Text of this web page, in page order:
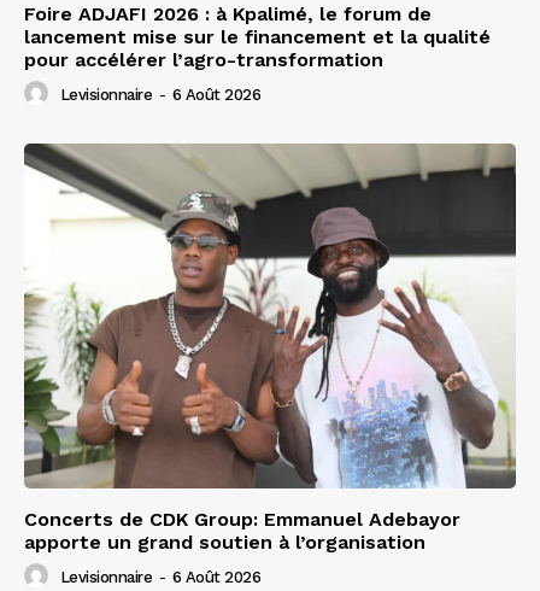
Foire ADJAFI 2026 : à Kpalimé, le forum de
lancement mise sur le financement et la qualité
pour accélérer l’agro-transformation
Levisionnaire - 6 Août 2026
Concerts de CDK Group: Emmanuel Adebayor
apporte un grand soutien à l’organisation
Levisionnaire - 6 Août 2026